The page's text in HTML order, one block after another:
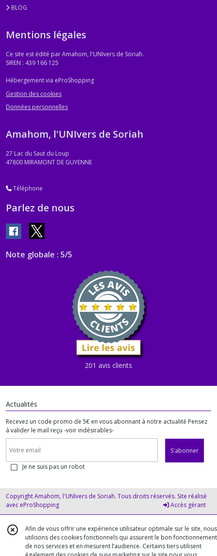
BLOG
Mentions légales
Ce site est édité par Amahom, l'UNIvers de Soriah.
SIREN : 439 166 125
Hébergement via eProShopping
Gestion des cookies
Données personnelles
Amahom, l'UNIvers de Soriah
27 Lac du Saut du Loup
47800 MIRAMONT DE GUYENNE
Téléphone
Parlez de nous
Note globale : 5/5
201 avis clients
Actualités
Recevez un code promo de 5€ en vous abonnant à notre actualité Pensez
à valider le mail reçu -voir indésirables-
S'abonner
Je ne suis pas un robot
Copyright Amahom, l'UNIvers de Soriah. Tous droits réservés. Site réalisé
avec eProShopping Accès gérant
Afin de vous offrir une expérience utilisateur optimale sur le site, nous
utilisons des cookies fonctionnels qui assurent le bon fonctionnement
de nos services et en mesurent l’audience. Certains tiers utilisent